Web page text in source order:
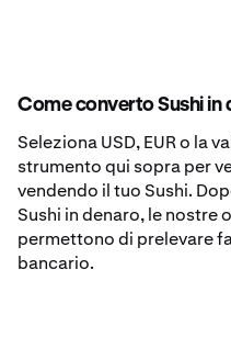
Come converto Sushi in
Seleziona USD, EUR o la
strumento qui sopra per
vendendo il tuo Sushi.
Sushi in denaro, le nostre
permettono di prelevare
bancario.